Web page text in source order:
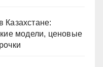
Казахстане:
модели, ценовые